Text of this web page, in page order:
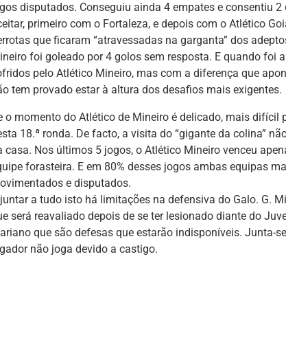
disputados. Conseguiu ainda 4 empates e consentiu
primeiro com o Fortaleza, e depois com o Atlético
que ficaram “atravessadas na garganta” dos
foi goleado por 4 golos sem resposta. E quando foi
pelo Atlético Mineiro, mas com a diferença que
tem provado estar à altura dos desafios mais exigentes.
o momento do Atlético de Mineiro é delicado, mais difícil
18.ª ronda. De facto, a visita do “gigante da colina”
casa. Nos últimos 5 jogos, o Atlético Mineiro venceu
forasteira. E em 80% desses jogos ambas equipas
e disputados.
a tudo isto há limitações na defensiva do Galo. G.
será reavaliado depois de se ter lesionado diante do
que são defesas que estarão indisponíveis. Junta-
não joga devido a castigo.